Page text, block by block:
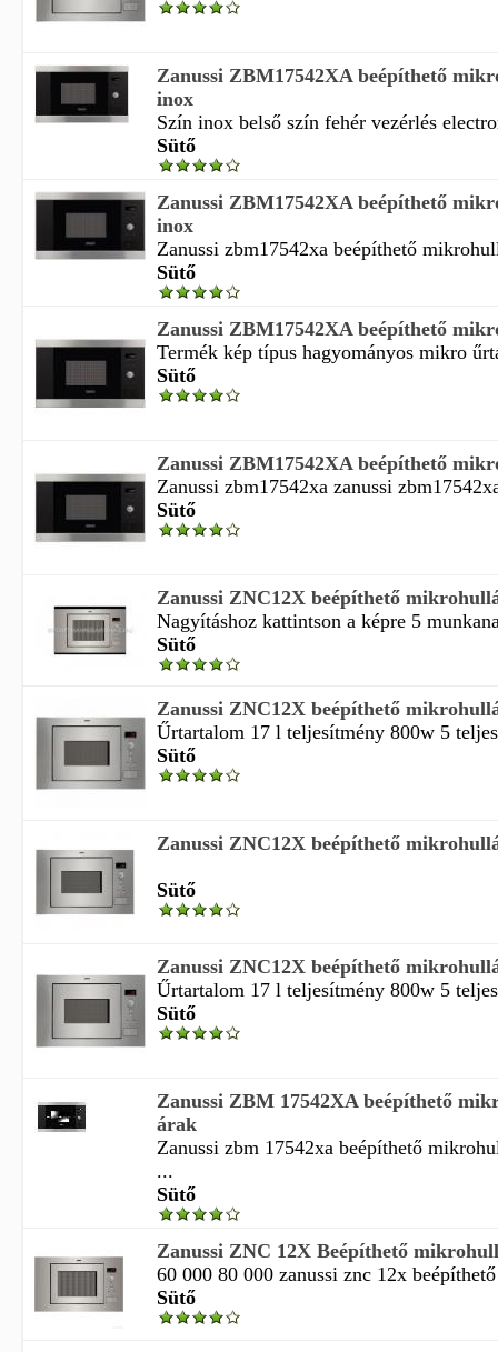
Zanussi ZBM17542XA beépíthető
inox
Szín inox belső szín fehér vezérlés
Sütő
Zanussi ZBM17542XA beépíthető
inox
Zanussi zbm17542xa beépíthető
Sütő
Zanussi ZBM17542XA beépíthető
Termék kép típus hagyományos mikro
Sütő
Zanussi ZBM17542XA beépíthető
Zanussi zbm17542xa zanussi
Sütő
Zanussi ZNC12X beépíthető
Nagyításhoz kattintson a képre 5
Sütő
Zanussi ZNC12X beépíthető
Űrtartalom 17 l teljesítmény 800w 5
Sütő
Zanussi ZNC12X beépíthető
Sütő
Zanussi ZNC12X beépíthető
Űrtartalom 17 l teljesítmény 800w 5
Sütő
Zanussi ZBM 17542XA beépíthető
árak
Zanussi zbm 17542xa beépíthető
...
Sütő
Zanussi ZNC 12X Beépíthető
60 000 80 000 zanussi znc 12x
Sütő